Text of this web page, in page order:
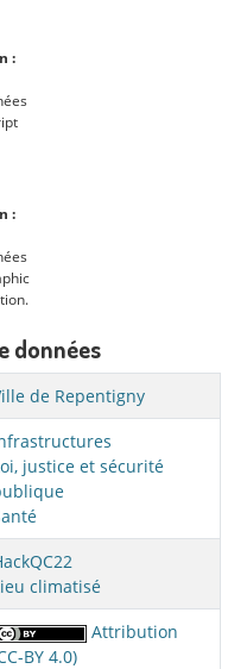
:
:
données
de Repentigny
justice et sécurité
climatisé
Attribution
BY 4.0)